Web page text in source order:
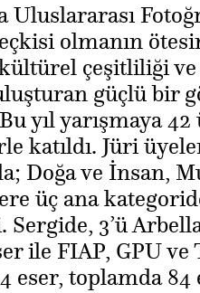
Uluslararası
olmanın
kültürel çeşitliliği
güçlü bir
yıl yarışmaya
katıldı. Jüri
Doğa ve İnsan,
üç ana
3’ü
ile FIAP, GPU
eser, toplamda 84